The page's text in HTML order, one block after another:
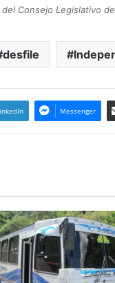
del Consejo Legislativo
desfile
Messenger